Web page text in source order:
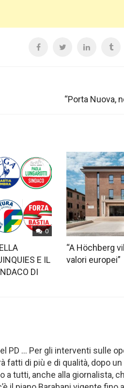
“Porta Nuova,
0
E IL
DI
“A Höchberg
valori europei”
PD … Per gli interventi sulle
fatti di più e di qualità, dopo
a tutti, anche alla giornalista,